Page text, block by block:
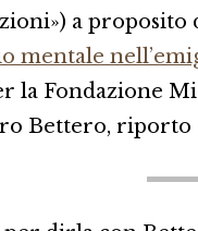
a proposito
mentale
la Fondazione
Bettero, riporto